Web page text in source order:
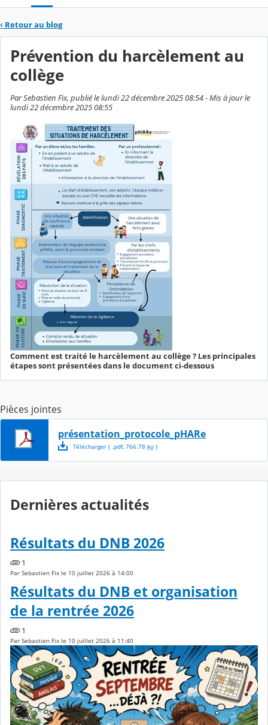
‹ Retour au blog
Prévention du harcèlement au
collège
Par Sebastien Fix, publié le lundi 22 décembre 2025 08:54 - Mis à jour le
lundi 22 décembre 2025 08:55
Comment est traité le harcèlement au collège ? Les principales
étapes sont présentées dans le document ci-dessous
Pièces jointes
présentation_protocole_pHARe
Télécharger( .pdf, 766.78 ko)
Dernières actualités
Résultats du DNB 2026
1
Par Sebastien Fix le 10 juillet 2026 à 14:00
Résultats du DNB et organisation
de la rentrée 2026
1
Par Sebastien Fix le 10 juillet 2026 à 11:40